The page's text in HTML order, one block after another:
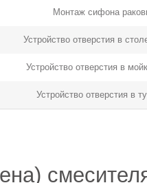
Монтаж сифона
Устройство отверстия в
Устройство отверстия в
Устройство отверстия в